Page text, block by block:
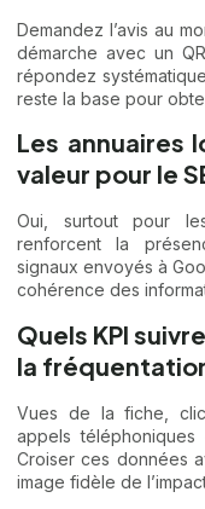
Demandez l’avis au
démarche avec un
répondez
reste la base pour
Les annuaires
valeur pour le
Oui, surtout pour
renforcent la
signaux envoyés à
cohérence des
Quels KPI
la
Vues de la fiche,
appels
Croiser ces données
image fidèle de